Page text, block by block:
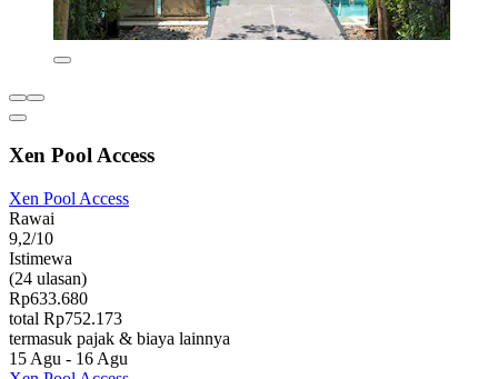
Xen Pool Access
Xen Pool Access
Rawai
9,2/10
Istimewa
(24 ulasan)
Rp633.680
total Rp752.173
termasuk pajak & biaya lainnya
15 Agu - 16 Agu